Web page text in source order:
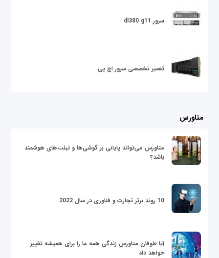
سرور dl380 g11
تعمیر تخصصی سرور اچ پی
متاورس
متاورس می‌تواند پایانی بر گوشی‌ها و تبلت‌های هوشمند
باشد؟
10 روند برتر تجارت و فناوری در سال 2022
آیا طوفان متاورس زندگی همه ما را برای همیشه تغییر
خواهد داد